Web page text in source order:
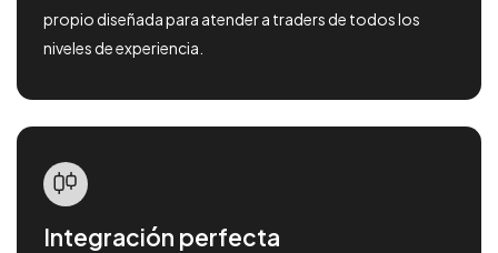
propio diseñada para atender a traders de todos los
niveles de experiencia.
Integración perfecta